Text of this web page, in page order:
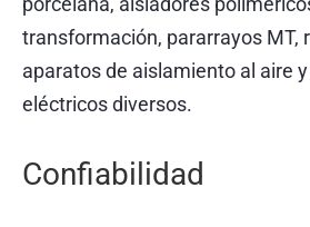
transformación, pararrayos MT,
aparatos de aislamiento al aire
eléctricos diversos.
Confiabilidad